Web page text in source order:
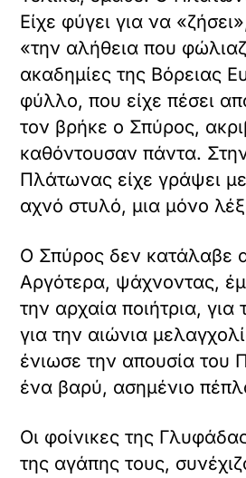
Είχε φύγει για να
«την αλήθεια που
ακαδημίες της Βόρειας
φύλλο, που είχε πέσει
τον βρήκε ο Σπύρος,
καθόντουσαν πάντα.
Πλάτωνας είχε γράψει
αχνό στυλό, μια μόνο
Ο Σπύρος δεν κατάλαβε
Αργότερα, ψάχνοντας,
την αρχαία ποιήτρια, για
για την αιώνια
ένιωσε την απουσία του
ένα βαρύ, ασημένιο
Οι φοίνικες της
της αγάπης τους,